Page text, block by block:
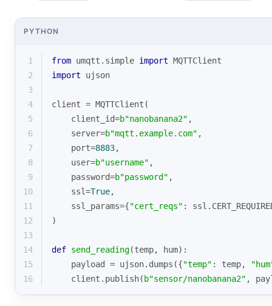
PYTHON
1 from umqtt.simple import MQTTClient
2
import ujson
3
4
client = MQTTClient(
5
    client_id=
b"nanobanana2" ,
6
    server=
b"mqtt.example.com" ,
7
    port=
8883,
8
    user=
b"username" ,
9
    password=
b"password" ,
10
    ssl=
True,
11
    ssl_params={
"cert_reqs" :
12
)
13
14
def send_reading(temp, hum):
15
    payload = ujson.dumps({
"temp" : temp,
16
    client.publish(
b"sensor/nanobanana2" ,